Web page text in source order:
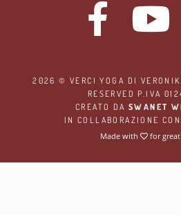
2026 ©VERCI YOGA DI
RESERVED P.IVA
CREATO DASWANET
IN COLLABORAZIONE CON
Made with
for